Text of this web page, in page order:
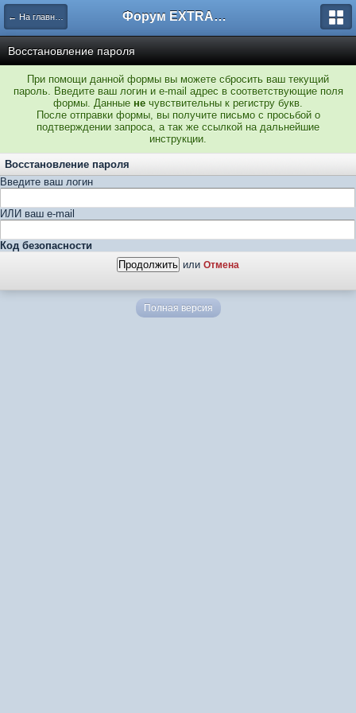
← На главную Форум EXTRACTOR.ru
Восстановление пароля
При помощи данной формы вы можете сбросить ваш текущий
пароль. Введите ваш логин и e-mail адрес в соответствующие поля
формы. Данные не чувствительны к регистру букв.
После отправки формы, вы получите письмо с просьбой о
подтверждении запроса, а так же ссылкой на дальнейшие
инструкции.
Восстановление пароля
Введите ваш логин
ИЛИ ваш e-mail
Код безопасности
или Отмена
Полная версия